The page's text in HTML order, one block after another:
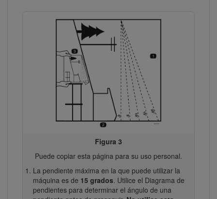
Figura 3
Puede copiar esta página para su uso personal.
La pendiente máxima en la que puede utilizar la
máquina es de 15 grados. Utilice el Diagrama de
pendientes para determinar el ángulo de una